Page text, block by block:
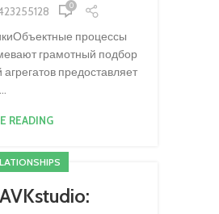
0
процессы
грамотный подбор
предоставляет
...
READING